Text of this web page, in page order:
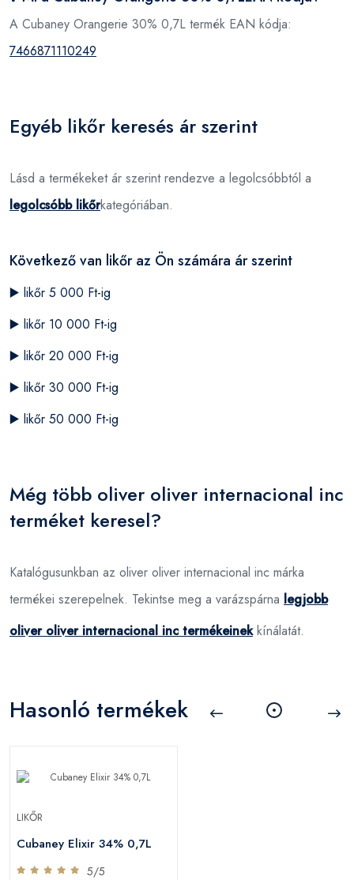
A Cubaney Orangerie 30% 0,7L termék EAN kódja:
7466871110249
Egyéb likőr keresés ár szerint
Lásd a termékeket ár szerint rendezve a legolcsóbbtól a
legolcsóbb likőrkategóriában.
Következő van likőr az Ön számára ár szerint
▶️ likőr 5 000 Ft-ig
▶️ likőr 10 000 Ft-ig
▶️ likőr 20 000 Ft-ig
▶️ likőr 30 000 Ft-ig
▶️ likőr 50 000 Ft-ig
Még több oliver oliver internacional inc
terméket keresel?
Katalógusunkban az oliver oliver internacional inc márka
termékei szerepelnek. Tekintse meg a varázspárna legjobb
oliver oliver internacional inc termékeinekkínálatát.
Hasonló termékek
LIKŐR
Cubaney Elixir 34% 0,7L
5/5